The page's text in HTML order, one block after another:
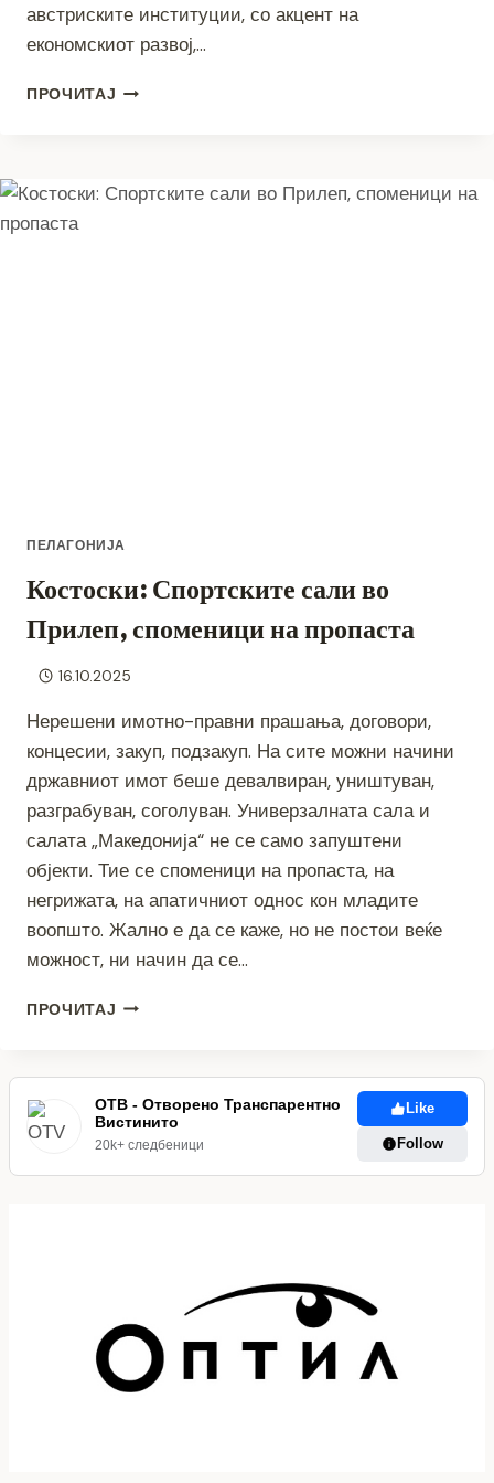
австриските институции, со акцент на
економскиот развој,…
ПРОЧИТАЈ АВСТРИСКИОТ
ОПШТИНА
ПЕЛАГОНИЈА
Костоски: Спортските сали во
Прилеп, споменици на пропаста
16.10.2025
Нерешени имотно-правни прашања, договори,
концесии, закуп, подзакуп. На сите можни начини
државниот имот беше девалвиран, уништуван,
разграбуван, соголуван. Универзалната сала и
салата „Македонија“ не се само запуштени
објекти. Тие се споменици на пропаста, на
негрижата, на апатичниот однос кон младите
воопшто. Жално е да се каже, но не постои веќе
можност, ни начин да се…
ПРОЧИТАЈ КОСТОСКИ:
ВО
ПРИЛЕП,
СПОМЕНИЦИ
НА
ОТВ - Отворено Транспарентно
Вистинито
20k+ следбеници
Like
Follow